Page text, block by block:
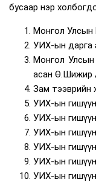
бусаар нэр
Монгол Улсын
УИХ-ын дарга
Монгол Улсын
асан
Зам тээврийн
УИХ-ын
УИХ-ын
УИХ-ын
УИХ-ын
УИХ-ын
УИХ-ын